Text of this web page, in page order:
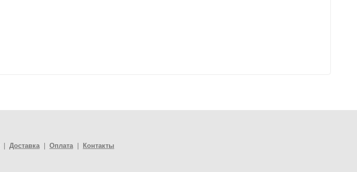
Доставка| Оплата| Контакты